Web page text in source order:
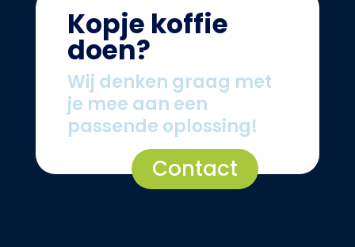
Kopje koffie
doen?
Wij denken graag met
je mee aan een
passende oplossing!
Contact